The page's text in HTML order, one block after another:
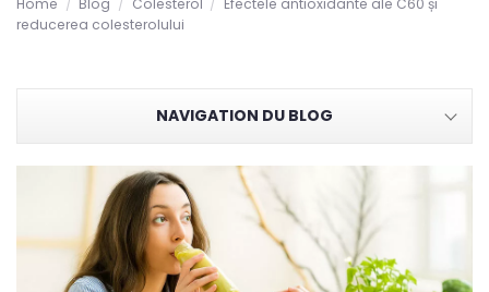
reducerea colesterolului
NAVIGATION DU BLOG